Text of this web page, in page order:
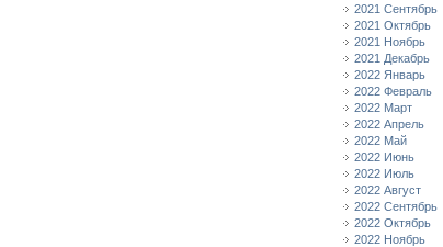
2021 Сентябрь
2021 Октябрь
2021 Ноябрь
2021 Декабрь
2022 Январь
2022 Февраль
2022 Март
2022 Апрель
2022 Май
2022 Июнь
2022 Июль
2022 Август
2022 Сентябрь
2022 Октябрь
2022 Ноябрь